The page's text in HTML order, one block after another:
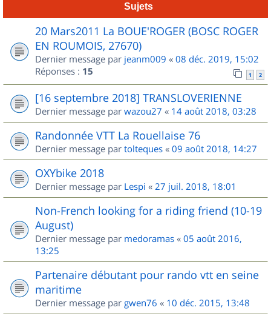
Sujets
20 Mars2011 La BOUE'ROGER (BOSC ROGER
EN ROUMOIS, 27670)
Dernier message par jeanm009 « 08 déc. 2019, 15:02
Réponses : 15 1 2
[16 septembre 2018] TRANSLOVERIENNE
Dernier message par wazou27 « 14 août 2018, 03:28
Randonnée VTT La Rouellaise 76
Dernier message par tolteques « 09 août 2018, 14:27
OXYbike 2018
Dernier message par Lespi « 27 juil. 2018, 18:01
Non-French looking for a riding friend (10-19
August)
Dernier message par medoramas « 05 août 2016,
13:25
Partenaire débutant pour rando vtt en seine
maritime
Dernier message par gwen76 « 10 déc. 2015, 13:48